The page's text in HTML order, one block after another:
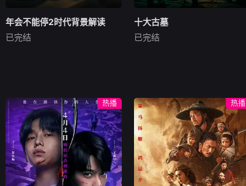
年会不能停2时代背景解读
未知
表达拆解大公司内部的权力分
配、评价机制和生存逻辑。内
容既保留剧情的喜剧张力，也
延伸到现实职场中的普遍焦
虑，让观众在共鸣与会心一笑
中，看懂制度如何影响个人选
择，并获得更清醒、更实用的
年会不能停2时代背景解读
已完结
十大古墓
未知
奇色彩的古代墓葬，跟随考古
队的脚步，穿越千年时光，探
寻尘封的文明印记。从暗藏玄
机的陵寝构造，到价值连城的
出土文物，从扑朔迷离的墓主
身份，到鲜为人知的历史秘
闻，影片以严谨的视角抽丝剥
十大古墓
已完结
热播 热播